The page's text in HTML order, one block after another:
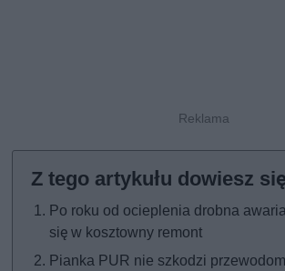
Po roku od ocieplenia drobna
się w kosztowny remont
Pianka PUR nie szkodzi